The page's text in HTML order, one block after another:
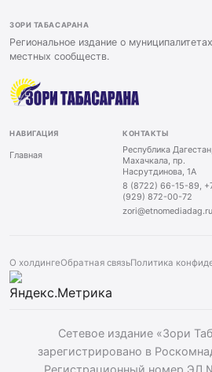
ЗОРИ ТАБАСАРАНА
Региональное издание о
местных сообществ.
НАВИГАЦИЯ
Главная
КОНТАКТЫ
Республика
Махачкала, пр.
Насрутдинова, 1А
8 (8722) 66-15-89,
(929) 872-00-72
zori@etnomediadag.ru
О холдингеОбратная связьПолитика
Сетевое издание «Зори
зарегистрировано в